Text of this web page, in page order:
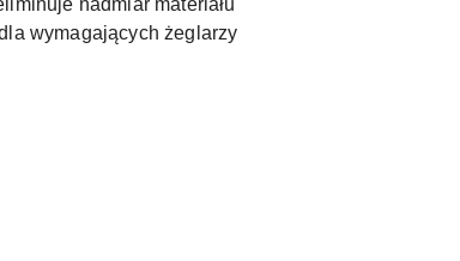
nadmiar materiału
wymagających żeglarzy